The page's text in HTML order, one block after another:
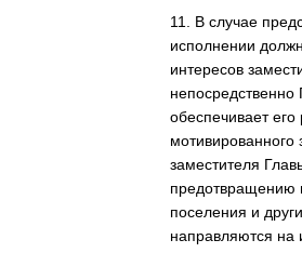
11. В случае
исполнении
интересов
непосредственно
обеспечивает
заместителя
предотвращению
поселения и
направляются на